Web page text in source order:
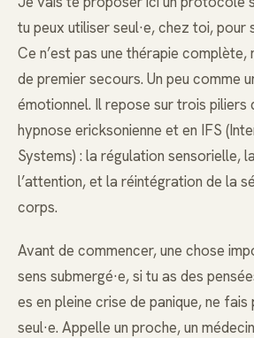
tu peux utiliser seul·e, chez toi,
Ce n’est pas une thérapie complète,
de premier secours. Un peu comme
émotionnel. Il repose sur trois piliers
hypnose ericksonienne et en IFS
Systems) : la régulation sensorielle,
l’attention, et la réintégration de la
corps.
Avant de commencer, une chose
sens submergé·e, si tu as des
es en pleine crise de panique, ne
seul·e. Appelle un proche, un